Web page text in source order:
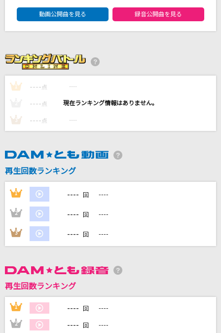
[良音]Period
CHEMISTRY
倉橋ヨエコ
黄金魂
カラオケ最新情報をチェック！
カラオケをもっと楽しもう！
自宅でカラオケ歌い放題！
家族や友達と一緒に！練習にも！
動画公開曲を見る 録音公開曲を見る
1 ---- 点 ----
---- 点 ----
3 ---- 点 ----
再生回数ランキング
1 ---- 回 ----
2 ---- 回 ----
3 ---- 回 ----
再生回数ランキング
1 ---- 回 ----
2 ---- 回 ----